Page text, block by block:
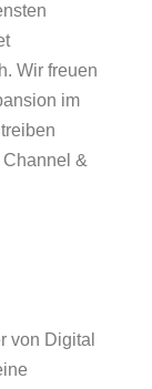
Wir freuen
im
Channel &
von Digital